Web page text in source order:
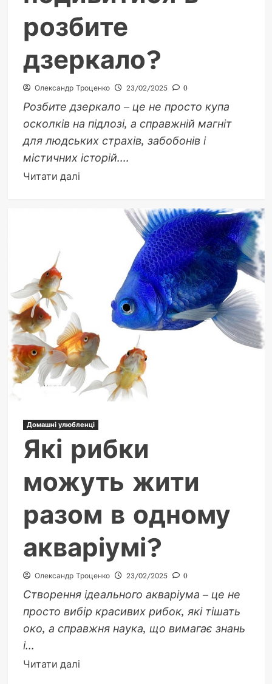
розбите
дзеркало?
Олександр Троценко 23/02/2025 0
Розбите дзеркало – це не просто купа
осколків на підлозі, а справжній магніт
для людських страхів, забобонів і
містичних історій....
Читати даліДокладніше
станеться,
дзеркало?
Домашні улюбленці
Які рибки
можуть жити
разом в одному
акваріумі?
Олександр Троценко 23/02/2025 0
Створення ідеального акваріума – це не
просто вибір красивих рибок, які тішать
око, а справжня наука, що вимагає знань
і...
Читати даліДокладніше